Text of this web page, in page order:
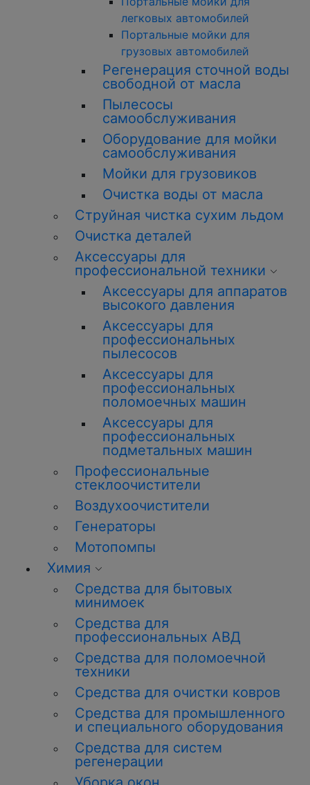
легковых автомобилей
Портальные мойки для
грузовых автомобилей
Регенерация сточной воды
свободной от масла
Пылесосы
самообслуживания
Оборудование для мойки
самообслуживания
Мойки для грузовиков
Очистка воды от масла
Струйная чистка сухим льдом
Очистка деталей
Аксессуары для
профессиональной техники
Аксессуары для аппаратов
высокого давления
Аксессуары для
профессиональных
пылесосов
Аксессуары для
профессиональных
поломоечных машин
Аксессуары для
профессиональных
подметальных машин
Профессиональные
стеклоочистители
Воздухоочистители
Генераторы
Мотопомпы
Химия
Средства для бытовых
минимоек
Средства для
профессиональных АВД
Средства для поломоечной
техники
Средства для очистки ковров
Средства для промышленного
и специального оборудования
Средства для систем
регенерации